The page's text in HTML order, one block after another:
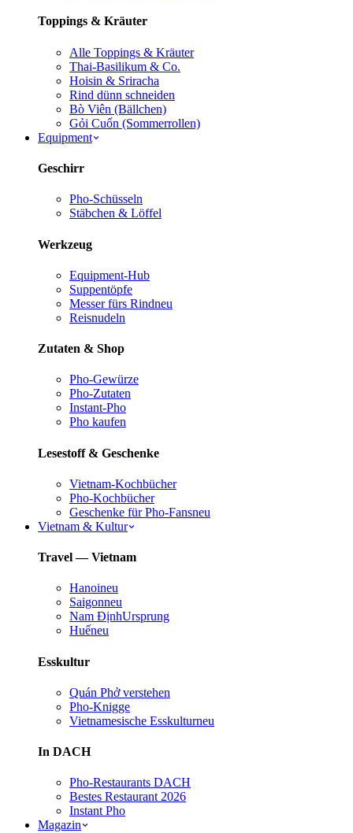
Toppings & Kräuter
Alle Toppings & Kräuter
Thai-Basilikum & Co.
Hoisin & Sriracha
Rind dünn schneiden
Bò Viên (Bällchen)
Gỏi Cuốn (Sommerrollen)
Equipment
Geschirr
Pho-Schüsseln
Stäbchen & Löffel
Werkzeug
Equipment-Hub
Suppentöpfe
Messer fürs Rindneu
Reisnudeln
Zutaten & Shop
Pho-Gewürze
Pho-Zutaten
Instant-Pho
Pho kaufen
Lesestoff & Geschenke
Vietnam-Kochbücher
Pho-Kochbücher
Geschenke für Pho-Fansneu
Vietnam & Kultur
Travel — Vietnam
Hanoineu
Saigonneu
Nam ĐịnhUrsprung
Huếneu
Esskultur
Quán Phở verstehen
Pho-Knigge
Vietnamesische Esskulturneu
In DACH
Pho-Restaurants DACH
Bestes Restaurant 2026
Instant Pho
Magazin